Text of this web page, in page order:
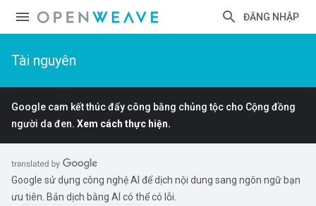
ĐĂNG NHẬP
Tài nguyên
Google cam kết thúc đẩy công bằng chủng tộc cho Cộng đồng
người da đen. Xem cách thực hiện.
Google sử dụng công nghệ AI để dịch nội dung sang ngôn ngữ bạn
ưu tiên. Bản dịch bằng AI có thể có lỗi.